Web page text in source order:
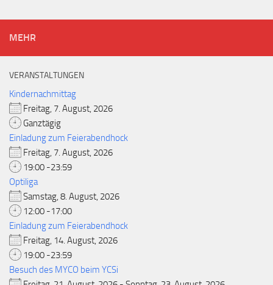
MEHR
VERANSTALTUNGEN
Kindernachmittag
Freitag, 7. August, 2026
Ganztägig
Einladung zum Feierabendhock
Freitag, 7. August, 2026
19:00 -23:59
Optiliga
Samstag, 8. August, 2026
12:00 -17:00
Einladung zum Feierabendhock
Freitag, 14. August, 2026
19:00 -23:59
Besuch des MYCO beim YCSi